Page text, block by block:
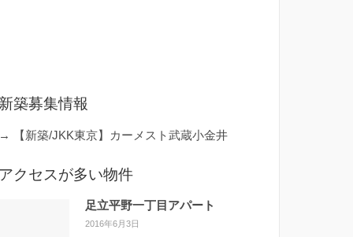
築募集情報
【新築/JKK東京】カーメスト武蔵小金井
クセスが多い物件
足立平野一丁目アパート
2016年6月3日